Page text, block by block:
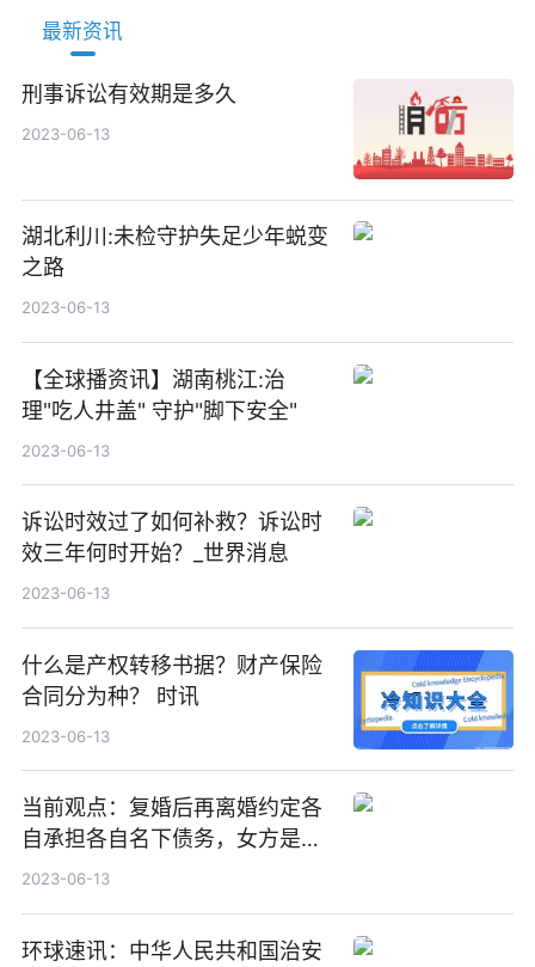
最新资讯
刑事诉讼有效期是多久
2023-06-13
湖北利川:未检守护失足少年蜕变
之路
2023-06-13
【全球播资讯】湖南桃江:治
理"吃人井盖" 守护"脚下安全"
2023-06-13
诉讼时效过了如何补救？诉讼时
效三年何时开始？_世界消息
2023-06-13
什么是产权转移书据？财产保险
合同分为种？ 时讯
2023-06-13
当前观点：复婚后再离婚约定各
自承担各自名下债务，女方是否
要归还首次离婚要承担的共同债
2023-06-13
环球速讯：中华人民共和国治安